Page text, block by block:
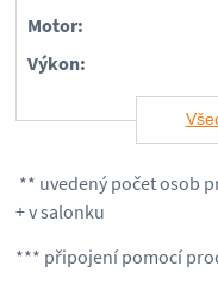
Motor:
Výkon:
** uvedený počet osob
+ v salonku
*** připojení pomocí